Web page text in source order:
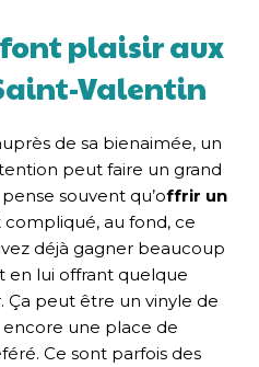
font plaisir aux
Valentin
de sa bienaimée, un
peut faire un grand
souvent qu’offrir un
compliqué, au fond, ce
déjà gagner beaucoup
en lui offrant quelque
peut être un vinyle de
une place de
Ce sont parfois des